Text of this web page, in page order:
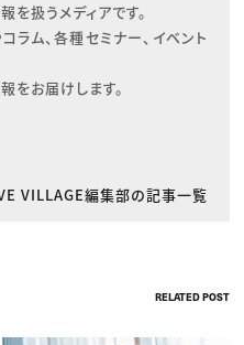
を扱うメディアです。
ラム、各種セミナー、イベント
をお届けします。
VILLAGE編集部の記事一覧
RELATED POST